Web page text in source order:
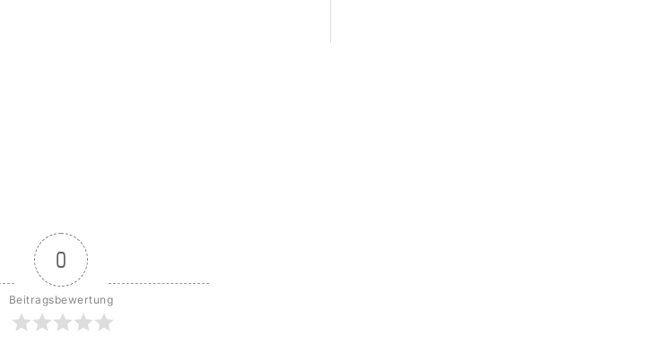
0
Beitragsbewertung